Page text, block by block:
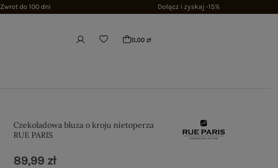
Zwrot do 100 dni Dołącz i zyskaj -15%
0,00 zł
Czekoladowa bluza o kroju nietoperza
RUE PARIS
89,99 zł